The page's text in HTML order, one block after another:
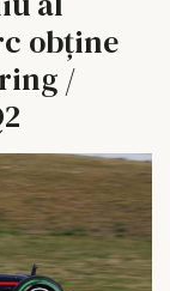
obține
/